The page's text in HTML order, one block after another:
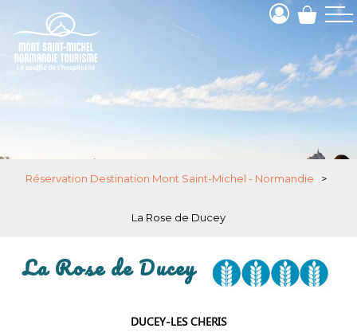
Réservation Destination Mont Saint-Michel - Normandie >
La Rose de Ducey
La Rose de Ducey
DUCEY-LES CHERIS